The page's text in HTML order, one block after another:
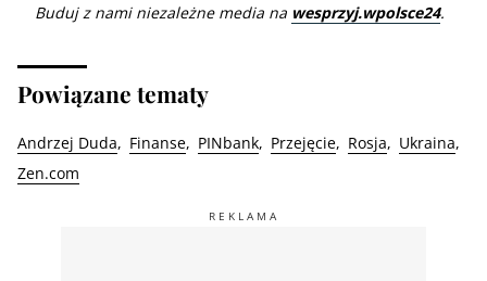
Buduj z nami niezależne media na wesprzyj.wpolsce24.
Powiązane tematy
Andrzej Duda Finanse PINbank Przejęcie Rosja
Ukraina
Zen.com